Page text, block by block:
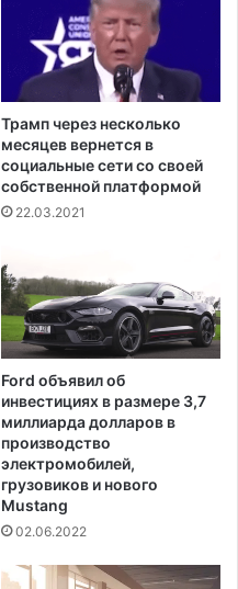
Трамп через несколько
месяцев вернется в
социальные сети со своей
собственной платформой
22.03.2021
Ford объявил об
инвестициях в размере 3,7
миллиарда долларов в
производство
электромобилей,
грузовиков и нового
Mustang
02.06.2022